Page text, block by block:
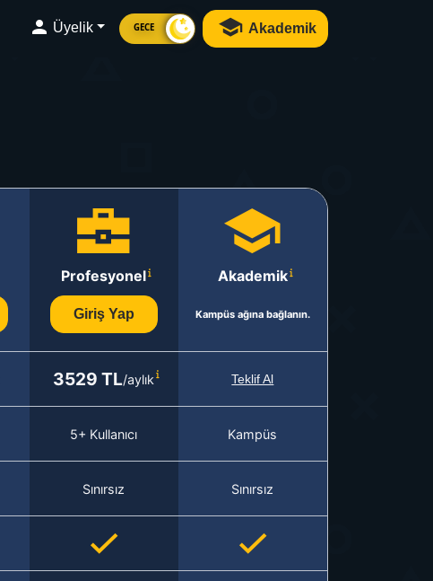
Üyelik GECE Akademik
Profesyonel
Giriş Yap
Akademik
Kampüs ağına bağlanın.
3529 TL/aylık Teklif Al
5+ Kullanıcı Kampüs
Sınırsız Sınırsız